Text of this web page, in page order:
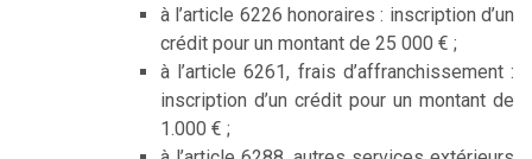
à l’article 6226 honoraires : inscription d’un
crédit pour un montant de 25 000 € ;
à l’article 6261, frais d’affranchissement :
inscription d’un crédit pour un montant de
1.000 € ;